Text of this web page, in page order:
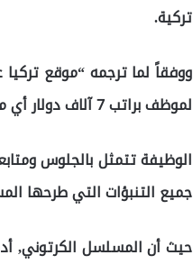
تركية.
ووفقاً لما ترجمه “موقع
لموظف براتب 7 آلاف دولار أي ما يعادل 65 ألف ليرة تركية.
جميع التنبؤات التي طرحها
حيث أن المسلسل الكرتوني,